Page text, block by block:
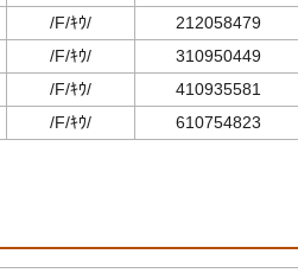
/F/ｷｳ/
212058479
/F/ｷｳ/
310950449
/F/ｷｳ/
410935581
/F/ｷｳ/ 610754823